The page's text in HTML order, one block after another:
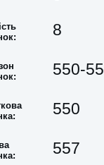
8
550-
550
557